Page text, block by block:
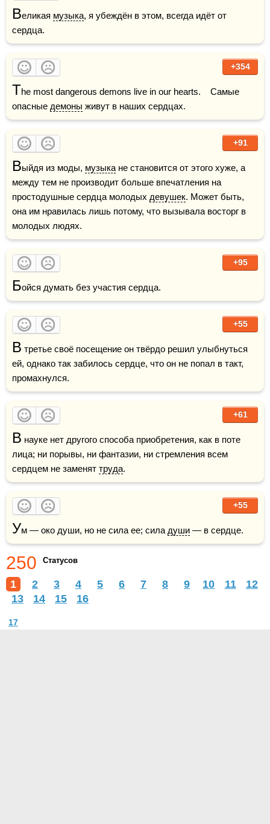
Великая музыка, я убеждён в этом, всегда идёт от
сердца.
+354
The most dangerous demons live in our hearts.    Самые
опасные демоны живут в наших сердцах.
+91
Выйдя из моды, музыка не становится от этого хуже, а
между тем не производит больше впечатления на
простодушные сердца молодых девушек. Может быть,
она им нравилась лишь потому, что вызывала восторг в
молодых людях.
+95
Бойся думать без участия сердца.
+55
В третье своё посещение он твёрдо решил улыбнуться
ей, однако так забилось сердце, что он не попал в такт,
промахнулся.
+61
В науке нет другого способа приобретения, как в поте
лица; ни порывы, ни фантазии, ни стремления всем
сердцем не заменят труда.
+55
Ум — око души, но не сила ее; сила души — в сердце.
250 Статусов
1 2 3 4 5 6 7 8 9 10 11
12
13
14 15 16
17